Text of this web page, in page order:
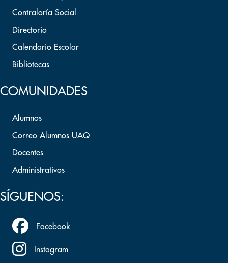
Contraloría Social
Directorio
Calendario Escolar
Bibliotecas
COMUNIDADES
Alumnos
Correo Alumnos UAQ
Docentes
Administrativos
SÍGUENOS:
Facebook
Instagram